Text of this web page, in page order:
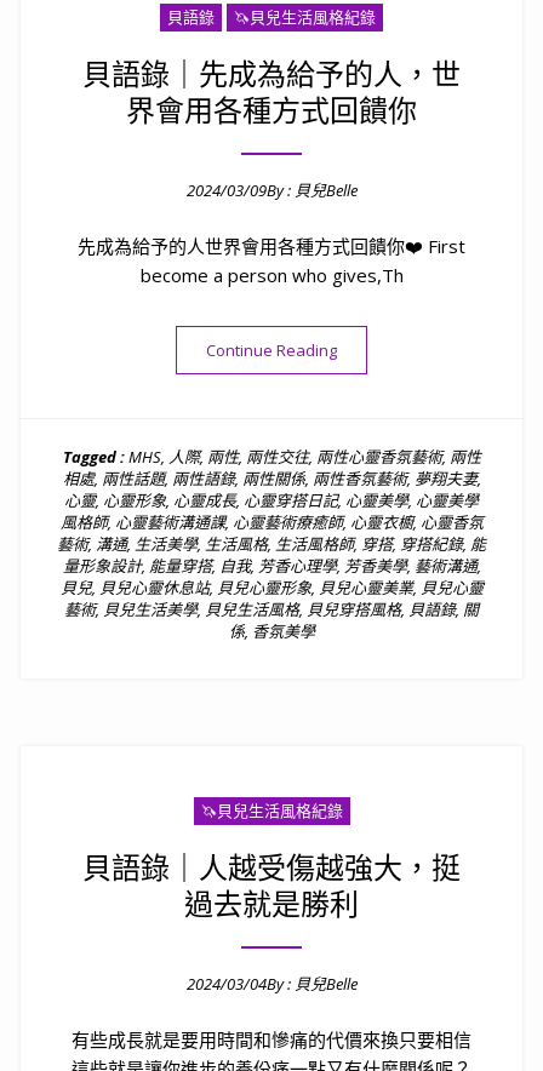
貝語錄 🦄️貝兒生活風格紀錄
貝語錄｜先成為給予的人，世
界會用各種方式回饋你
2024/03/09By : 貝兒Belle
先成為給予的人世界會用各種方式回饋你❤️ First
become a person who gives,Th
Continue Reading“貝語錄｜先成為給予的人，
Tagged :MHS, 人際, 兩性, 兩性交往, 兩性心靈香氛藝術, 兩性
相處, 兩性話題, 兩性語錄, 兩性關係, 兩性香氛藝術, 夢翔夫妻,
心靈, 心靈形象, 心靈成長, 心靈穿搭日記, 心靈美學, 心靈美學
風格師, 心靈藝術溝通課, 心靈藝術療癒師, 心靈衣櫥, 心靈香氛
藝術, 溝通, 生活美學, 生活風格, 生活風格師, 穿搭, 穿搭紀錄, 能
量形象設計, 能量穿搭, 自我, 芳香心理學, 芳香美學, 藝術溝通,
貝兒, 貝兒心靈休息站, 貝兒心靈形象, 貝兒心靈美業, 貝兒心靈
藝術, 貝兒生活美學, 貝兒生活風格, 貝兒穿搭風格, 貝語錄, 關
係, 香氛美學
🦄️貝兒生活風格紀錄
貝語錄｜人越受傷越強大，挺
過去就是勝利
2024/03/04By : 貝兒Belle
有些成長就是要用時間和慘痛的代價來換只要相信